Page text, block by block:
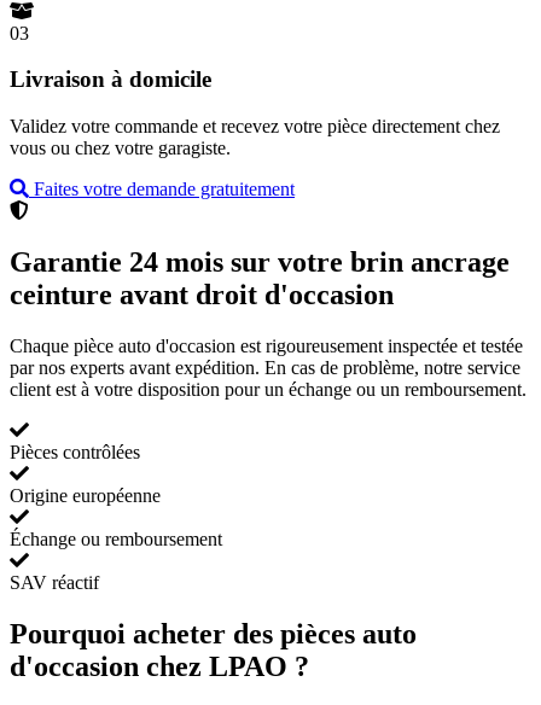
03
Livraison à domicile
Validez votre commande et recevez votre pièce directement chez
vous ou chez votre garagiste.
Faites votre demande gratuitement
Garantie 24 mois sur votre brin ancrage
ceinture avant droit d'occasion
Chaque pièce auto d'occasion est rigoureusement inspectée et testée
par nos experts avant expédition. En cas de problème, notre service
client est à votre disposition pour un échange ou un remboursement.
Pièces contrôlées
Origine européenne
Échange ou remboursement
SAV réactif
Pourquoi acheter des pièces auto
d'occasion chez LPAO ?